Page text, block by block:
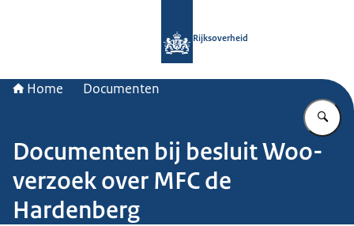
Rijksoverheid
Home Documenten
Documenten bij besluit Woo-
verzoek over MFC de
Hardenberg